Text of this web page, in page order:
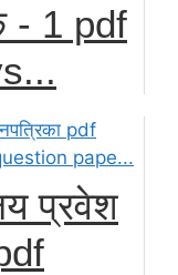
- 1 pdf
प्रवेश